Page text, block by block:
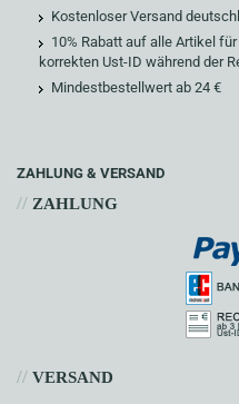
Kostenloser Versand
10% Rabatt auf alle Artikel
korrekten Ust-ID während der
Mindestbestellwert ab 24 €
ZAHLUNG & VERSAND
// ZAHLUNG
// VERSAND